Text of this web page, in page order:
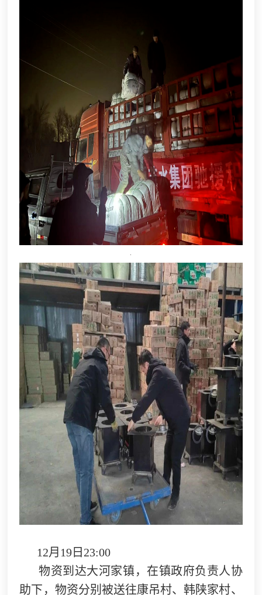
12月19日23:00
物资到达大河家镇，在镇政府负责人协
助下，物资分别被送往康吊村、韩陕家村、